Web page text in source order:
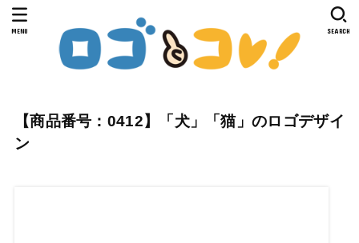
SEARCH
MENU
【商品番号：0412】「犬」「猫」のロゴデザイ
ン